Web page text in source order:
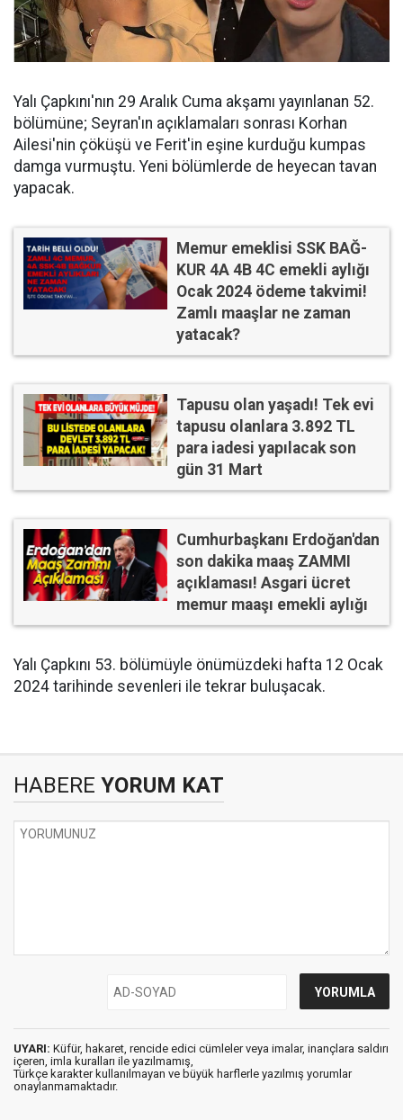
Yalı Çapkını'nın 29 Aralık Cuma akşamı yayınlanan 52.
bölümüne; Seyran'ın açıklamaları sonrası Korhan
Ailesi'nin çöküşü ve Ferit'in eşine kurduğu kumpas
damga vurmuştu. Yeni bölümlerde de heyecan tavan
yapacak.
Memur emeklisi SSK BAĞ-
KUR 4A 4B 4C emekli aylığı
Ocak 2024 ödeme takvimi!
Zamlı maaşlar ne zaman
yatacak?
Tapusu olan yaşadı! Tek evi
tapusu olanlara 3.892 TL
para iadesi yapılacak son
gün 31 Mart
Cumhurbaşkanı Erdoğan'dan
son dakika maaş ZAMMI
açıklaması! Asgari ücret
memur maaşı emekli aylığı
Yalı Çapkını 53. bölümüyle önümüzdeki hafta 12 Ocak
2024 tarihinde sevenleri ile tekrar buluşacak.
HABERE YORUM KAT
UYARI: Küfür, hakaret, rencide edici cümleler veya imalar, inançlara saldırı
içeren, imla kuralları ile yazılmamış,
Türkçe karakter kullanılmayan ve büyük harflerle yazılmış yorumlar
onaylanmamaktadır.